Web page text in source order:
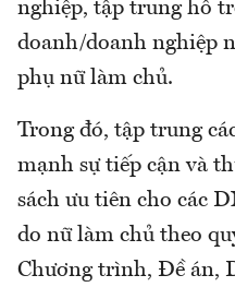
nghiệp, tập trung hỗ
doanh/doanh nghiệp
phụ nữ làm chủ.
Trong đó, tập trung
mạnh sự tiếp cận và
sách ưu tiên cho các
do nữ làm chủ theo
Chương trình, Đề án,